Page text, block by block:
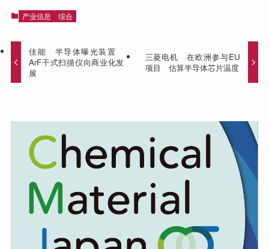
产业信息 综合
佳能 半导体曝光装置
ArF干式扫描仪向商业化发
展
三菱电机 在欧洲参与EU
项目 估算半导体芯片温度